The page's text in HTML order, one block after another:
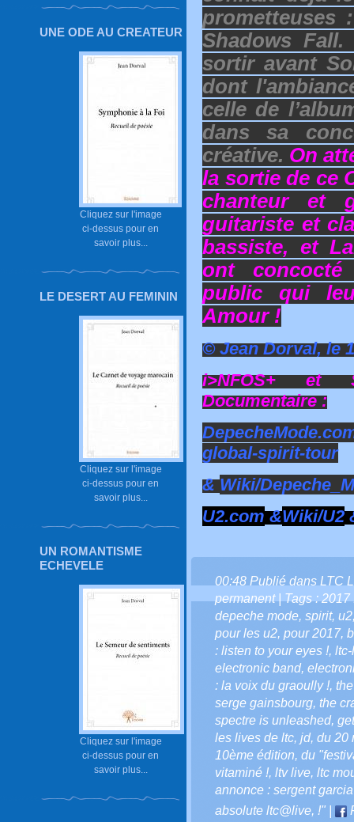
UNE ODE AU CREATEUR
Cliquez sur l'image
ci-dessus pour en
savoir plus...
LE DESERT AU FEMININ
Cliquez sur l'image
ci-dessus pour en
savoir plus...
UN ROMANTISME
ECHEVELE
Cliquez sur l'image
ci-dessus pour en
savoir plus...
prometteuses
Shadows
sortir avant
dont
celle de
dans sa
créative. On
la sortie de ce
chanteur et
guitariste et
bassiste, et
ont
public qui
Amour !
© Jean Dorval, le
i>NFOS+ et
Documentaire :
global-spirit-tour
&Wiki/
U2.com&Wiki/U2
00:48 Publié dans LTC
permanent| Tags :2017
depeche mode, spirit, u2
pour les u2, pour 2017,
: listen to your eyes !,
electronic band,
: la voix du graoully !,
serge gainsbourg, the
spectre is unleashed,
les lives de ltc, jd, du 20
10ème édition, du
vitaminé !, ltv live, ltc
annonce : sergent
absolute ltc@live, !"